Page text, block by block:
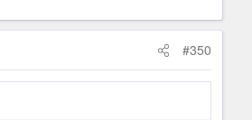
#350